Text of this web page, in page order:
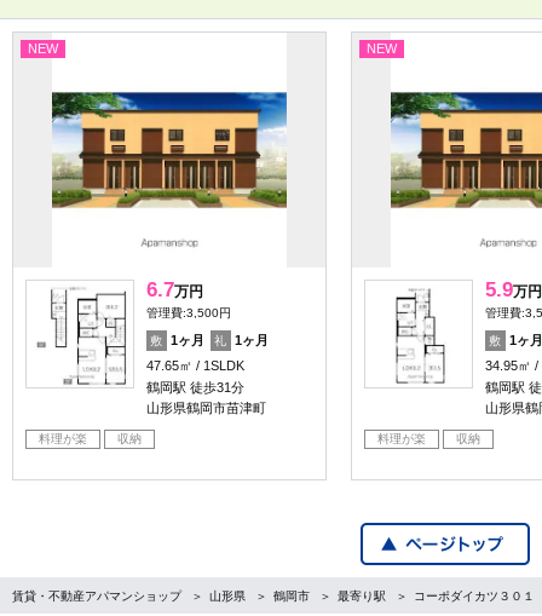
NEW
6.7万円
管理費:3,500円
敷 1ヶ月 礼
1ヶ月
47.65㎡
1SLDK
鶴岡駅 徒歩31分
山形県鶴岡市苗津町
料理が楽 収納
NEW
5.9万円
管理費
敷
1ヶ月
34.95㎡
鶴岡駅
山形県鶴
料理が楽 収納
賃貸・不動産アパマンショップ 山形県 鶴岡市 最寄り駅 コーポダイカツ３０１